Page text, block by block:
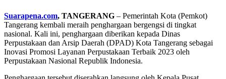
Suarapena.com, TANGERANG – Pemerintah Kota (Pemkot)
Tangerang kembali meraih penghargaan bergengsi di tingkat
nasional. Kali ini, penghargaan diberikan kepada Dinas
Perpustakaan dan Arsip Daerah (DPAD) Kota Tangerang sebagai
Inovasi Promosi Layanan Perpustakaan Terbaik 2023 oleh
Perpustakaan Nasional Republik Indonesia.